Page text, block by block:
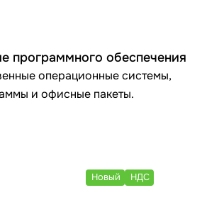
программного обеспечения
операционные системы,
и офисные пакеты.
Новый НДС